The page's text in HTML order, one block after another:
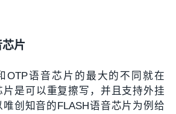
片
OTP语音芯片的最大的不同就在
片是可以重复擦写，并且支持外挂
创知音的FLASH语音芯片为例给